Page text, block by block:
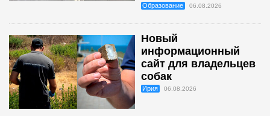
Образование 06.08.2026
Новый
информационный
сайт для владельцев
собак
Ирия 06.08.2026